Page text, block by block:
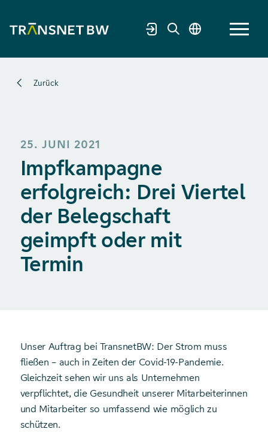
Zurück
25. JUNI 2021
Impfkampagne
erfolgreich: Drei Viertel
der Belegschaft
geimpft oder mit
Termin
Unser Auftrag bei TransnetBW: Der Strom muss
fließen – auch in Zeiten der Covid-19-Pandemie.
Gleichzeit sehen wir uns als Unternehmen
verpflichtet, die Gesundheit unserer Mitarbeiterinnen
und Mitarbeiter so umfassend wie möglich zu
schützen.